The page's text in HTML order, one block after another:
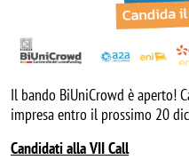
Il bando BiUniCrowd è aperto!
impresa entro il prossimo 20
Candidati alla VII Call